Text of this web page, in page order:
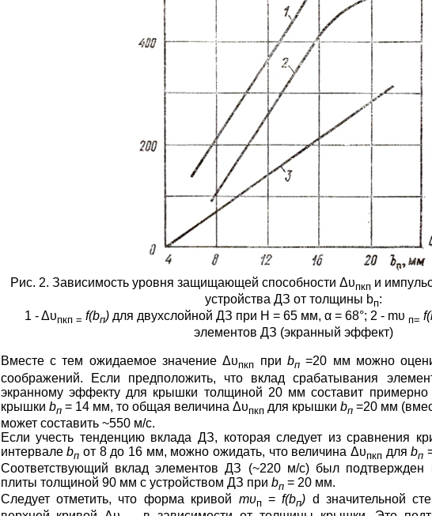
Рис. 2. Зависимость уровня защищающей способностиΔυпкп и
устройства ДЗ от толщины bп:
1 -Δυпкп =f(bп) для двухслойной ДЗ при H = 65 мм,α = 68°; 2- mυ п= f(
элементов ДЗ (экранный эффект)
Вместе с тем ожидаемое значениеΔυпкп при bп=20 мм можно
соображений. Если предположить, что вклад срабатывания
экранному эффекту для крышки толщиной 20 мм составит
крышки bп= 14 мм, то общая величина Δυпкпдля крышкиbп =20 мм
может составить ~550 м/с.
Если учесть тенденцию вклада ДЗ, которая следует из сравнения
интервалеbп от 8 до 16 мм, можно ожидать, что величина Δυпкпдляbп
Соответствующий вклад элементов ДЗ (~220 м/с) был подтвержден
плиты толщиной 90 мм с устройством ДЗ при bп= 20 мм.
Следует отметить, что форма кривой mυп=f(bп) d значительной